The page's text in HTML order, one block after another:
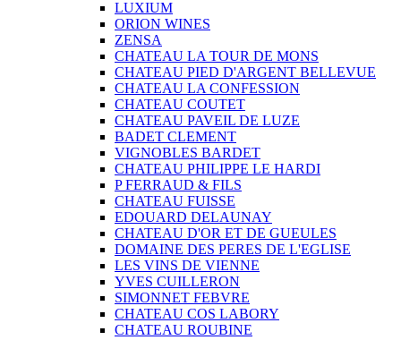
LUXIUM
ORION WINES
ZENSA
CHATEAU LA TOUR DE MONS
CHATEAU PIED D'ARGENT BELLEVUE
CHATEAU LA CONFESSION
CHATEAU COUTET
CHATEAU PAVEIL DE LUZE
BADET CLEMENT
VIGNOBLES BARDET
CHATEAU PHILIPPE LE HARDI
P FERRAUD & FILS
CHATEAU FUISSE
EDOUARD DELAUNAY
CHATEAU D'OR ET DE GUEULES
DOMAINE DES PERES DE L'EGLISE
LES VINS DE VIENNE
YVES CUILLERON
SIMONNET FEBVRE
CHATEAU COS LABORY
CHATEAU ROUBINE